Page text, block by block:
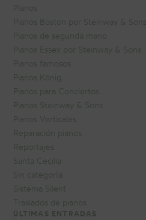
Pianos
Pianos Boston por Steinway & Sons
Pianos de segunda mano
Pianos Essex por Steinway & Sons
Pianos famosos
Pianos König
Pianos para Conciertos
Pianos Steinway & Sons
Pianos Verticales
Reparación pianos
Reportajes
Santa Cecilia
Sin categoría
Sistema Silent
Traslados de pianos
ÚLTIMAS ENTRADAS